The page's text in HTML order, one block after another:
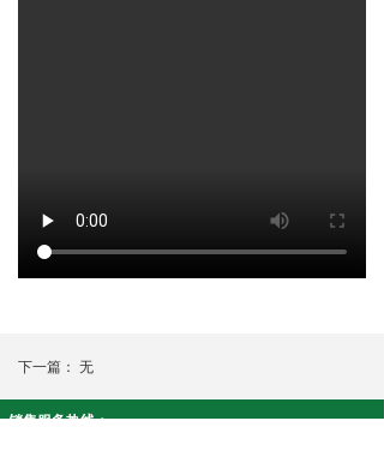
下一篇： 无
销售服务热线：